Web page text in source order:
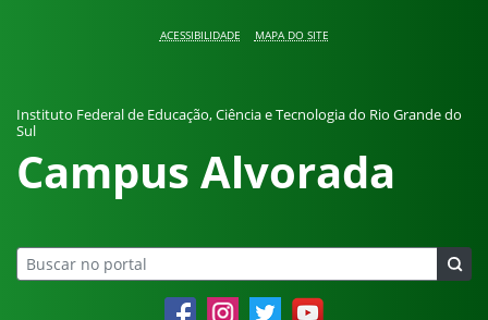
ACESSIBILIDADE MAPA DO SITE
Instituto Federal de Educação, Ciência e Tecnologia do Rio Grande do
Sul
Campus Alvorada
FacebookInstagramTwitter YouTube